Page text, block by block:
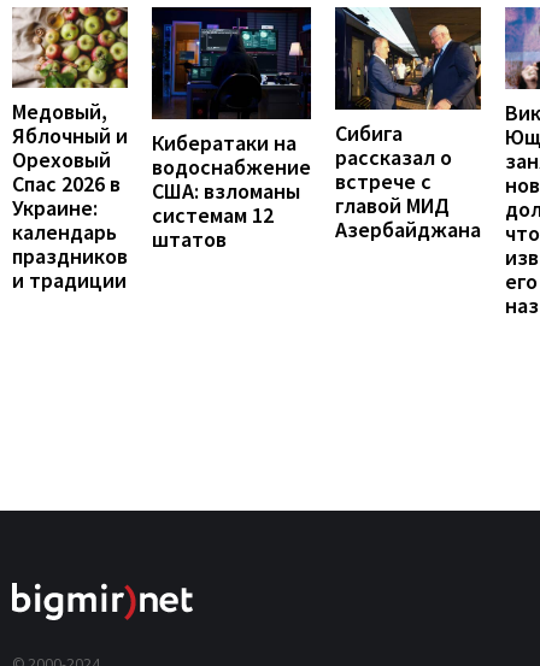
Медовый,
Яблочный и
Ореховый
Спас 2026 в
Украине:
календарь
праздников
и традиции
Кибератаки на
водоснабжение
США: взломаны
системам 12
штатов
Сибига
рассказал о
встрече с
главой МИД
Азербайджана
что
его